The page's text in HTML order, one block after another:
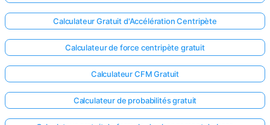
Calculateur Gratuit d'Accélération Centripète
Calculateur de force centripète gratuit
Calculateur CFM Gratuit
Calculateur de probabilités gratuit